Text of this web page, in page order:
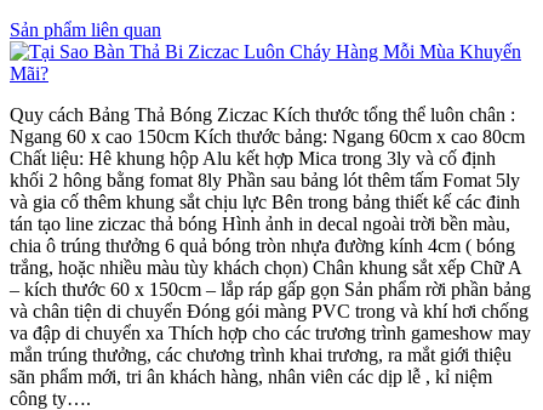
Sản phẩm liên quan
Quy cách Bảng Thả Bóng Ziczac Kích thước tổng thể luôn chân :
Ngang 60 x cao 150cm Kích thước bảng: Ngang 60cm x cao 80cm
Chất liệu: Hê khung hộp Alu kết hợp Mica trong 3ly và cố định
khối 2 hông bằng fomat 8ly Phần sau bảng lót thêm tấm Fomat 5ly
và gia cố thêm khung sắt chịu lực Bên trong bảng thiết kế các đinh
tán tạo line ziczac thả bóng Hình ảnh in decal ngoài trời bền màu,
chia ô trúng thưởng 6 quả bóng tròn nhựa đường kính 4cm ( bóng
trắng, hoặc nhiều màu tùy khách chọn) Chân khung sắt xếp Chữ A
– kích thước 60 x 150cm – lắp ráp gấp gọn Sản phẩm rời phần bảng
và chân tiện di chuyển Đóng gói màng PVC trong và khí hơi chống
va đập di chuyển xa Thích hợp cho các trương trình gameshow may
mắn trúng thưởng, các chương trình khai trương, ra mắt giới thiệu
sãn phẩm mới, tri ân khách hàng, nhân viên các dịp lễ , kỉ niệm
công ty….